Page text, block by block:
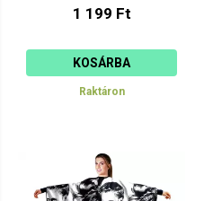
1 199 Ft
KOSÁRBA
Raktáron